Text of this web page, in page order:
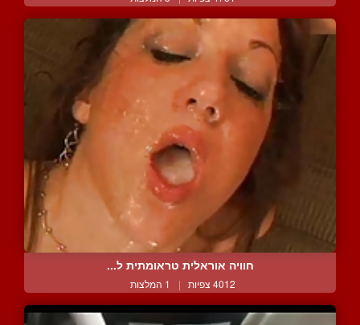
חוויה אוראלית טראומתית ל...
4012 צפיות | 1 המלצות